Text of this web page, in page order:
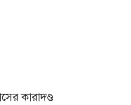
কারাদণ্ড